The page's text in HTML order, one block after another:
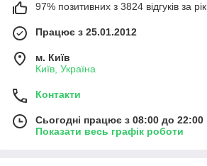
97% позитивних з 3824 відгуків за рік
Працює з 25.01.2012
м. Київ
Київ, Україна
Контакти
Сьогодні працює з 08:00 до 22:00
Показати весь графік роботи